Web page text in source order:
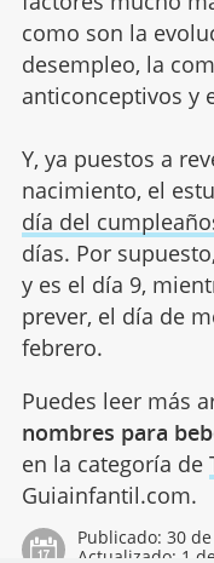
como son la
desempleo, la
anticonceptivos y
Y, ya puestos a
nacimiento, el
día del
días. Por
y es el día 9,
prever, el día de
febrero.
Puedes leer más
nombres para
en la categoría de
Guiainfantil.com.
Publicado: 30
Actualizado: 1